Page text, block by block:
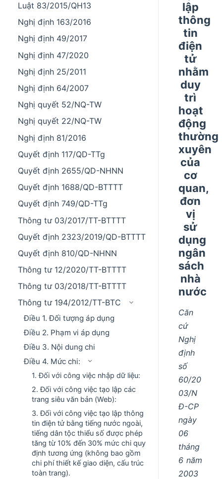
Luật 83/2015/QH13
Nghị định 163/2016
Nghị định 49/2017
Nghị định 47/2020
Nghị định 25/2011
Nghị định 64/2007
Nghị quyết 52/NQ-TW
Nghị quyết 22/NQ-TW
Nghị định 81/2016
Quyết định 117/QD-TTg
Quyết định 2655/QD-NHNN
Quyết định 1688/QD-BTTTT
Quyết định 749/QD-TTg
Thông tư 03/2017/TT-BTTTT
Quyết định 2323/2019/QD-BTTTT
Quyết định 810/QD-NHNN
Thông tư 12/2020/TT-BTTTT
Thông tư 03/2018/TT-BTTTT
Thông tư 194/2012/TT-BTC
Điều 1. Đối tượng áp dụng
Điều 2. Phạm vi áp dụng
Điều 3. Nội dung chi
Điều 4. Mức chi:
1. Đối với công việc nhập dữ liệu:
2. Đối với công việc tạo lập các
trang siêu văn bản (Web):
3. Đối với công việc tạo lập thông
tin điện tử bằng tiếng nước ngoài,
tiếng dân tộc thiểu số được phép
tăng từ 10% đến 30% mức chi quy
định tương ứng (không bao gồm
chi phí thiết kế giao diện, cấu trúc
toàn trang).
lập
thông
tin
điện
tử
nhằm
duy
trì
hoạt
động
thường
xuyên
của
cơ
quan,
đơn
vị
sử
dụng
ngân
sách
nhà
nước
Căn
cứ
Nghị
định
số
60/20
03/N
Đ-CP
ngày
06
tháng
6 năm
2003